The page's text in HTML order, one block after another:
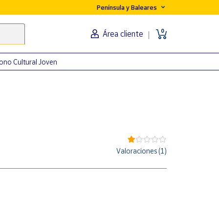
Península y Baleares
Área cliente 0
Cultural Joven
Valoraciones (1)